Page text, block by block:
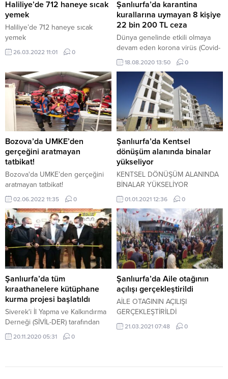
Haliliye’de 712 haneye sıcak
yemek
Haliliye’de 712 haneye sıcak
yemek
26.03.2022 11:01 0
Şanlıurfa’da karantina
kurallarına uymayan 8 kişiye
22 bin 200 TL ceza
Dünya genelinde etkili olmaya
devam eden korona virüs (Covid-
19) salgınına karşı Şanlıurfa’da son
24 saatte yapılan denetimlerde,
karantina kurallarına uymayan 8
kişiye 22 bin 200 TL ceza kesildi.
18.08.2020 13:50 0
Bozova’da UMKE’den
gerçeğini aratmayan
tatbikat!
Bozova'da UMKE’den gerçeğini
aratmayan tatbikat!
02.06.2022 11:35 0
Şanlıurfa’da Kentsel
dönüşüm alanında binalar
yükseliyor
KENTSEL DÖNÜŞÜM ALANINDA
BİNALAR YÜKSELİYOR
01.01.2021 12:36 0
Şanlıurfa’da tüm
kıraathanelere kütüphane
kurma projesi başlatıldı
Siverek'i İl Yapma ve Kalkındırma
Derneği (SİVİL-DER) tarafından
kitap okuma alışkanlığı geliştirmek
amacıyla kıraathanelerde
20.11.2020 05:31 0
Şanlıurfa’da Aile otağının
açılışı gerçekleştirildi
AİLE OTAĞININ AÇILIŞI
GERÇEKLEŞTİRİLDİ
21.03.2021 07:48 0